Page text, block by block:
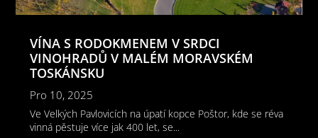
VÍNA S RODOKMENEM V SRDCI
VINOHRADŮ V MALÉM MORAVSKÉM
TOSKÁNSKU
Pro 10, 2025
Ve Velkých Pavlovicích na úpatí kopce Poštor, kde se réva
vinná pěstuje více jak 400 let, se...